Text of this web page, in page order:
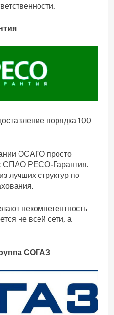
порядка 100
ОСАГО просто
СПАО РЕСО-Гарантия.
лучших структур по
некомпетентность
не всей сети, а
СОГАЗ